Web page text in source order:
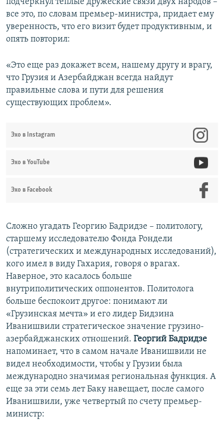
подчеркнул теплые дружеские связи двух народов –
все это, по словам премьер-министра, придает ему
уверенность, что его визит будет продуктивным, и
опять повторил:
«Это еще раз докажет всем, нашему другу и врагу,
что Грузия и Азербайджан всегда найдут
правильные слова и пути для решения
существующих проблем».
Эхо в Instagram
Эхо в YouTube
Эхо в Facebook
Сложно угадать Георгию Бадридзе – политологу,
старшему исследователю Фонда Рондели
(стратегических и международных исследований),
кого имел в виду Гахария, говоря о врагах.
Наверное, это касалось больше
внутриполитических оппонентов. Политолога
больше беспокоит другое: понимают ли
«Грузинская мечта» и его лидер Бидзина
Иванишвили стратегическое значение грузино-
азербайджанских отношений. Георгий Бадридзе
напоминает, что в самом начале Иванишвили не
видел необходимости, чтобы у Грузии была
международно значимая региональная функция. А
еще за эти семь лет Баку навещает, после самого
Иванишвили, уже четвертый по счету премьер-
министр: